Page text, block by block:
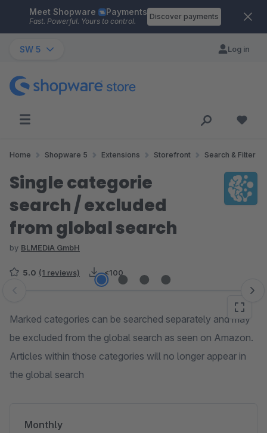
Skip to main content
Meet Shopware Payments
Fast. Powerful. Yours to control.
Discover payments
SW 5 Log in
Home Shopware 5 Extensions Storefront Search & Filter
Single categorie
search / excluded
from global search
by BLMEDiA GmbH
5.0 (1 reviews) <100
Skip image gallery
Marked categories can be searched separately and may
be excluded from the global search as seen on Amazon.
Articles within those categories will no longer appear in
the global search
Monthly